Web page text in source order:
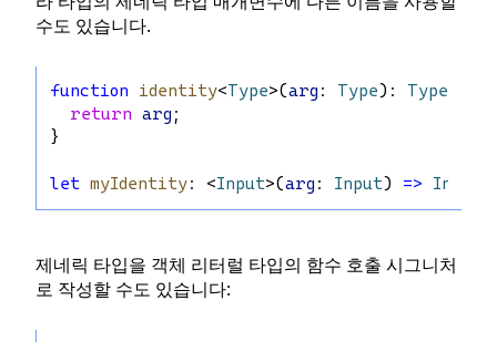
수도 있습니다.
function identity<Type>(arg : Type): Type
return arg ;
}
let myIdentity: <Input>(arg : Input) => Input
제네릭 타입을 객체 리터럴 타입의 함수 호출 시그니처
로 작성할 수도 있습니다: